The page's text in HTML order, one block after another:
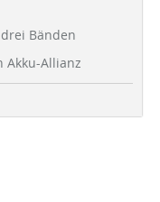
Bänden
Akku-Allianz